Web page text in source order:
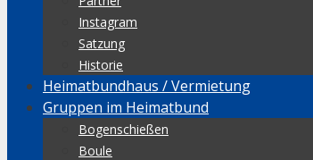
Instagram
Satzung
Historie
Heimatbundhaus / Vermietung
Gruppen im Heimatbund
Bogenschießen
Boule